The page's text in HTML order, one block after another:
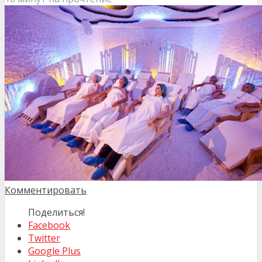
Комментировать
Поделиться!
Facebook
Twitter
Google Plus